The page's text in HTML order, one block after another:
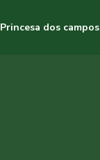
Princesa dos campos